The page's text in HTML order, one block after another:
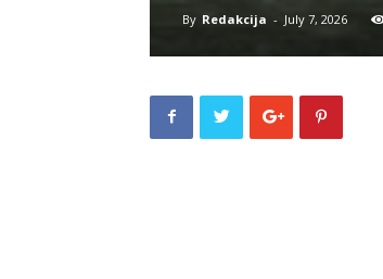
By Redakcija - July 7, 2026